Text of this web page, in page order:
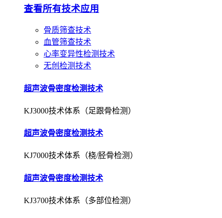
查看所有技术应用
骨质筛查技术
血管筛查技术
心率变异性检测技术
无创检测技术
超声波骨密度检测技术
KJ3000技术体系（足跟骨检测）
超声波骨密度检测技术
KJ7000技术体系（桡/胫骨检测）
超声波骨密度检测技术
KJ3700技术体系（多部位检测）